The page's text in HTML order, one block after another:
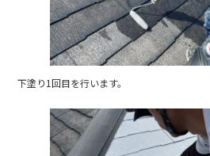
下塗り1回目を行います。